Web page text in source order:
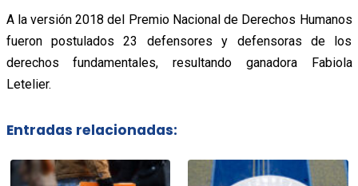
A la versión 2018 del Premio Nacional de Derechos Humanos
fueron postulados 23 defensores y defensoras de los
derechos fundamentales, resultando ganadora Fabiola
Letelier.
Entradas relacionadas: